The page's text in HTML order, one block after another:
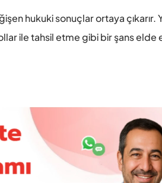
hukuki sonuçlar ortaya çıkarır.
ile tahsil etme gibi bir şans elde